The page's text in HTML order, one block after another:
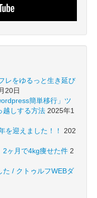
レをゆるっと生き延び
20日
簡単移行」ツ
越しする方法 2025年1
を迎えました！！
202
2ヶ月で4kg痩せた件 2
た / クトゥルフWEBダ